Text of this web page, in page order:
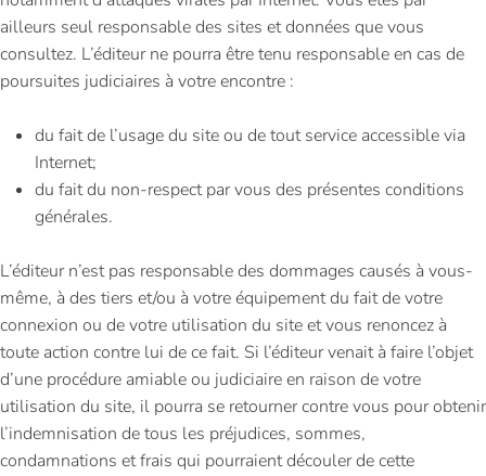
ailleurs seul responsable des sites et données que vous
consultez. L’éditeur ne pourra être tenu responsable en cas de
poursuites judiciaires à votre encontre :
du fait de l’usage du site ou de tout service accessible via
Internet;
du fait du non-respect par vous des présentes conditions
générales.
L’éditeur n’est pas responsable des dommages causés à vous-
même, à des tiers et/ou à votre équipement du fait de votre
connexion ou de votre utilisation du site et vous renoncez à
toute action contre lui de ce fait. Si l’éditeur venait à faire l’objet
d’une procédure amiable ou judiciaire en raison de votre
utilisation du site, il pourra se retourner contre vous pour obtenir
l’indemnisation de tous les préjudices, sommes,
condamnations et frais qui pourraient découler de cette